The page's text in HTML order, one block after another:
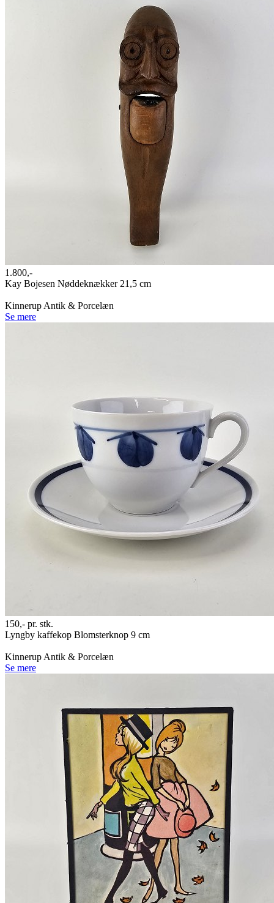
1.800,-
Kay Bojesen Nøddeknækker 21,5 cm
Kinnerup Antik & Porcelæn
Se mere
150,- pr. stk.
Lyngby kaffekop Blomsterknop 9 cm
Kinnerup Antik & Porcelæn
Se mere